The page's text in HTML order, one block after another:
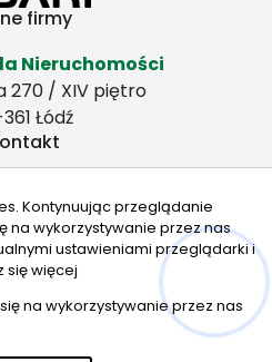
firmy
Nieruchomości
270 / XIV piętro
Łódź
nas tu
Kontynuując przeglądanie
na wykorzystywanie przez nas
ustawieniami przeglądarki i
się więcej
na wykorzystywanie przez nas